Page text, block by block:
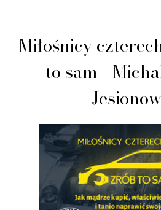
Miłośnicy
to sam -